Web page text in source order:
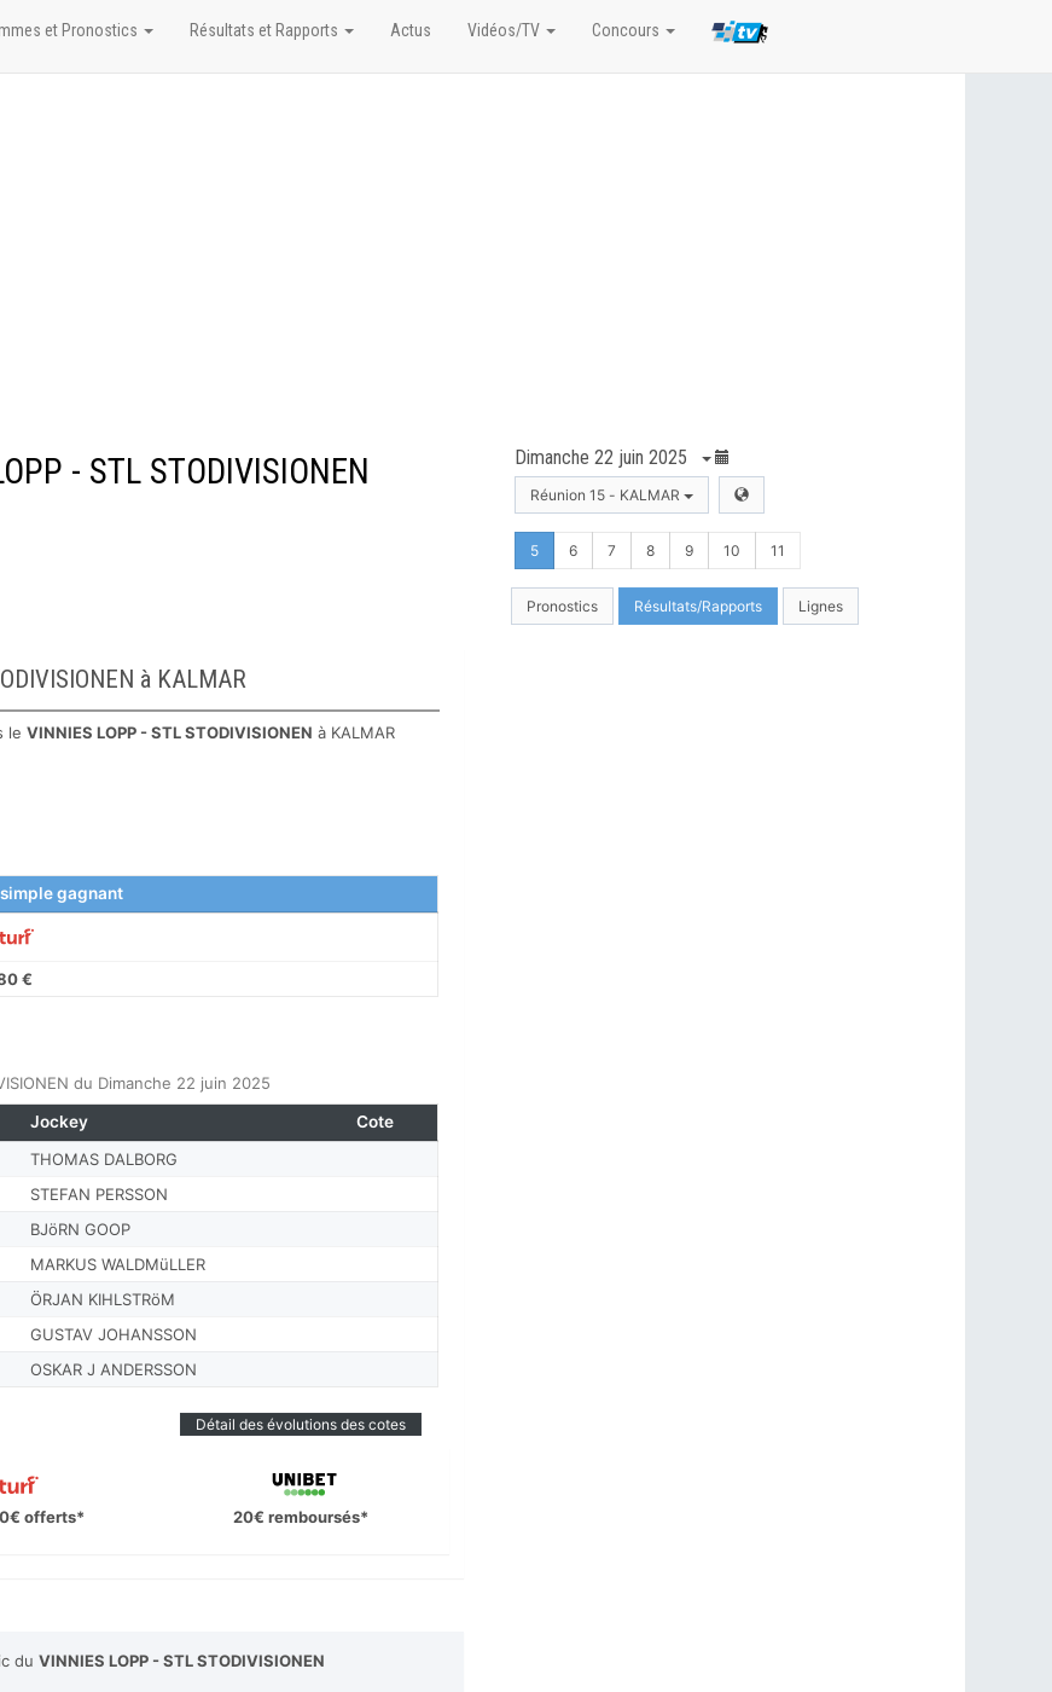
- STL STODIVISIONEN Dimanche 22 juin 2025
Réunion 15 - KALMAR
5 6 7 8 9 10 11
Pronostics Résultats/Rapports Lignes
à KALMAR
le VINNIES LOPP - STL STODIVISIONEN à KALMAR
gagnant
€
du Dimanche 22 juin 2025
THOMAS DALBORG
STEFAN PERSSON
BJöRN GOOP
MARKUS WALDMüLLER
ÖRJAN KIHLSTRöM
GUSTAV JOHANSSON
OSKAR J ANDERSSON
Jockey Cote
Détail des évolutions des cotes
offerts* 20€ remboursés*
duVINNIES LOPP - STL STODIVISIONEN
et Pronostics Résultats et Rapports Actus Vidéos/TV Concours